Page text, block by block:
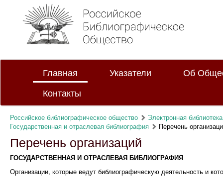
Главная Указатели
Об
Контакты
Российское библиографическое общество
Электронная
Государственная и отраслевая библиография
Перечень
Перечень организаций
ГОСУДАРСТВЕННАЯ И ОТРАСЛЕВАЯ БИБЛИОГРАФИЯ
Организации, которые ведут библиографическую деятельность и